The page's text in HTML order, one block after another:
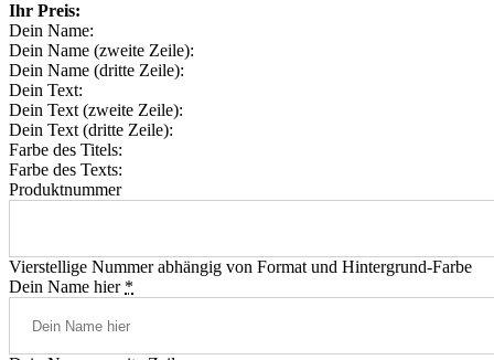
Ihr Preis:
Dein Name:
Dein Name (zweite Zeile):
Dein Name (dritte Zeile):
Dein Text:
Dein Text (zweite Zeile):
Dein Text (dritte Zeile):
Farbe des Titels:
Farbe des Texts:
Produktnummer
Vierstellige Nummer abhängig von Format und Hintergrund-Farbe
Dein Name hier *